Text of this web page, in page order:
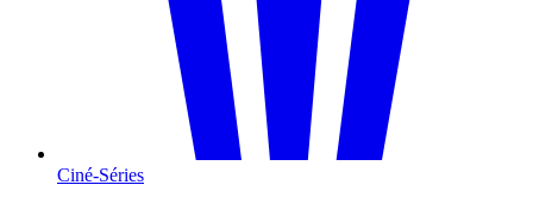
Ciné-Séries